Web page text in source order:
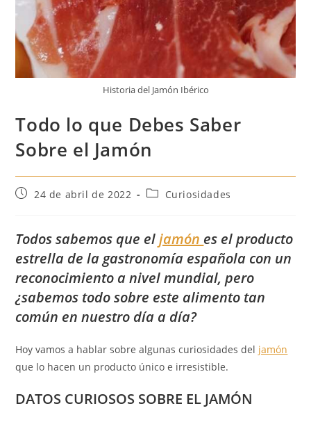
Historia del Jamón Ibérico
Todo lo que Debes Saber
Sobre el Jamón
Publicación
entrada:
24 de abril de 2022
Categoría
entrada:
Curiosidades
Todos sabemos que eljamón es el producto
estrella de lagastronomía española con un
reconocimiento a nivel mundial, pero
¿sabemos todo sobre este alimento tan
común en nuestro día a día?
Hoy vamos a hablar sobre algunas curiosidades del jamón
que lo hacen un producto único e irresistible.
DATOS CURIOSOS SOBRE EL JAMÓN